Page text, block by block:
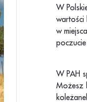
W
wartości
w
W PAH
Możesz